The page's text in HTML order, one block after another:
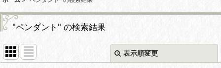
"ペンダント" の検索結果
表示順変更